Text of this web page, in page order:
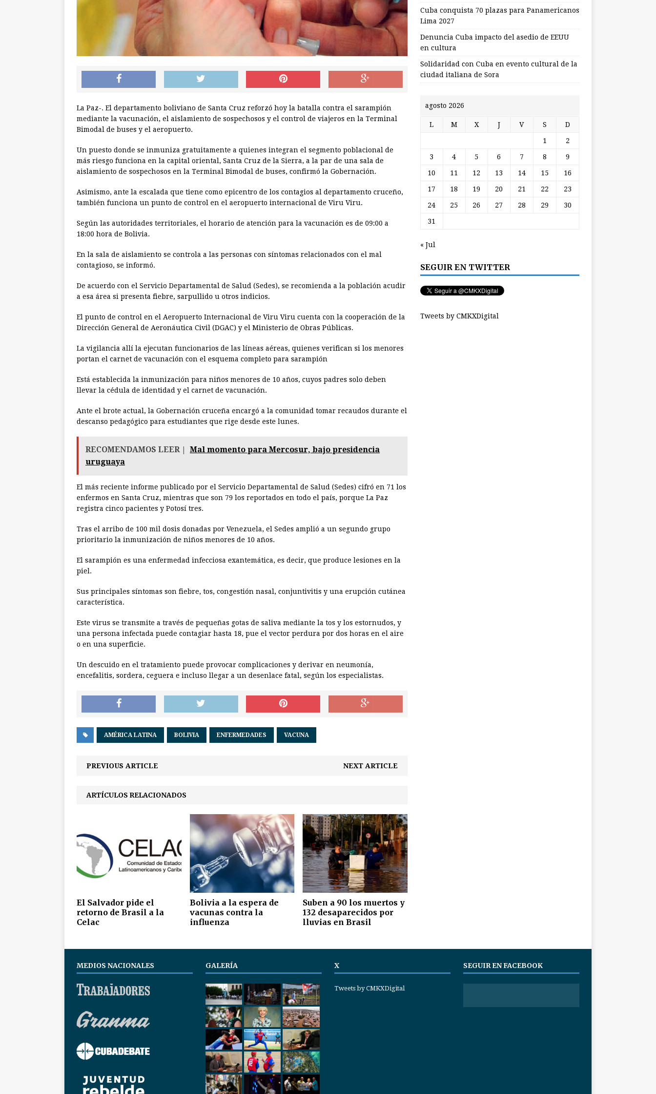
La Paz-. El departamento boliviano de Santa Cruz reforzó hoy la batalla contra el sarampión
mediante la vacunación, el aislamiento de sospechosos y el control de viajeros en la Terminal
Bimodal de buses y el aeropuerto.
Un puesto donde se inmuniza gratuitamente a quienes integran el segmento poblacional de
más riesgo funciona en la capital oriental, Santa Cruz de la Sierra, a la par de una sala de
aislamiento de sospechosos en la Terminal Bimodal de buses, confirmó la Gobernación.
Asimismo, ante la escalada que tiene como epicentro de los contagios al departamento cruceño,
también funciona un punto de control en el aeropuerto internacional de Viru Viru.
Según las autoridades territoriales, el horario de atención para la vacunación es de 09:00 a
18:00 hora de Bolivia.
En la sala de aislamiento se controla a las personas con síntomas relacionados con el mal
contagioso, se informó.
De acuerdo con el Servicio Departamental de Salud (Sedes), se recomienda a la población acudir
a esa área si presenta fiebre, sarpullido u otros indicios.
El punto de control en el Aeropuerto Internacional de Viru Viru cuenta con la cooperación de la
Dirección General de Aeronáutica Civil (DGAC) y el Ministerio de Obras Públicas.
La vigilancia allí la ejecutan funcionarios de las líneas aéreas, quienes verifican si los menores
portan el carnet de vacunación con el esquema completo para sarampión
Está establecida la inmunización para niños menores de 10 años, cuyos padres solo deben
llevar la cédula de identidad y el carnet de vacunación.
Ante el brote actual, la Gobernación cruceña encargó a la comunidad tomar recaudos durante el
descanso pedagógico para estudiantes que rige desde este lunes.
RECOMENDAMOS LEER |
Mal momento para Mercosur, bajo presidencia
uruguaya
El más reciente informe publicado por el Servicio Departamental de Salud (Sedes) cifró en 71 los
enfermos en Santa Cruz, mientras que son 79 los reportados en todo el país, porque La Paz
registra cinco pacientes y Potosí tres.
Tras el arribo de 100 mil dosis donadas por Venezuela, el Sedes amplió a un segundo grupo
prioritario la inmunización de niños menores de 10 años.
El sarampión es una enfermedad infecciosa exantemática, es decir, que produce lesiones en la
piel.
Sus principales síntomas son fiebre, tos, congestión nasal, conjuntivitis y una erupción cutánea
característica.
Este virus se transmite a través de pequeñas gotas de saliva mediante la tos y los estornudos, y
una persona infectada puede contagiar hasta 18, pue el vector perdura por dos horas en el aire
o en una superficie.
Un descuido en el tratamiento puede provocar complicaciones y derivar en neumonía,
encefalitis, sordera, ceguera e incluso llegar a un desenlace fatal, según los especialistas.
AMÉRICA LATINA BOLIVIA ENFERMEDADES VACUNA
PREVIOUS ARTICLE NEXT ARTICLE
ARTÍCULOS RELACIONADOS
El Salvador pide el
retorno de Brasil a la
Celac
Bolivia a la espera de
vacunas contra la
influenza
Suben a 90 los muertos y
132 desaparecidos por
lluvias en Brasil
Cuba conquista 70 plazas para Panamericanos
Lima 2027
Denuncia Cuba impacto del asedio de EEUU
en cultura
Solidaridad con Cuba en evento cultural de la
ciudad italiana de Sora
agosto 2026
L M X J V S D
1 2
3 4 5 6 7 8 9
10 11 12 13 14 15 16
17 18 19 20 21 22 23
24 25 26 27 28 29 30
31
« Jul
SEGUIR EN TWITTER
Tweets by CMKXDigital
MEDIOS NACIONALES GALERÍA X
Tweets by CMKXDigital
SEGUIR EN FACEBOOK